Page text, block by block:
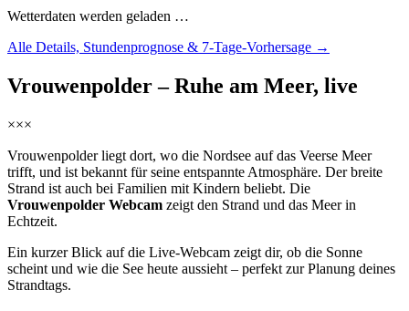
Wetterdaten werden geladen …
Alle Details, Stundenprognose & 7-Tage-Vorhersage →
Vrouwenpolder – Ruhe am Meer, live
×××
Vrouwenpolder liegt dort, wo die Nordsee auf das Veerse Meer
trifft, und ist bekannt für seine entspannte Atmosphäre. Der breite
Strand ist auch bei Familien mit Kindern beliebt. Die
Vrouwenpolder Webcam zeigt den Strand und das Meer in
Echtzeit.
Ein kurzer Blick auf die Live-Webcam zeigt dir, ob die Sonne
scheint und wie die See heute aussieht – perfekt zur Planung deines
Strandtags.